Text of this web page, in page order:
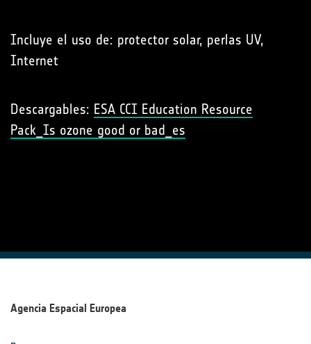
Incluye el uso de: protector solar, perlas UV,
Internet
Descargables: ESA CCI Education Resource
Pack_Is ozone good or bad_es
Agencia Espacial Europea